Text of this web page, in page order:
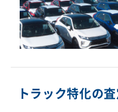
トラック特化の